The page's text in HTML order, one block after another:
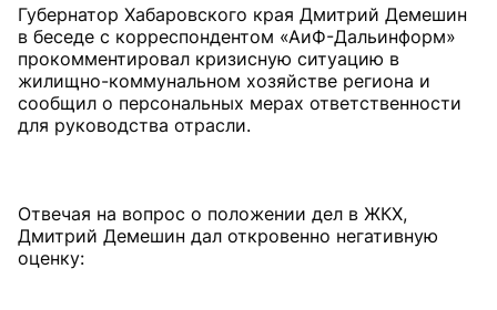
Губернатор Хабаровского края Дмитрий Демешин
в беседе с корреспондентом «АиФ-Дальинформ»
прокомментировал кризисную ситуацию в
жилищно-коммунальном хозяйстве региона и
сообщил о персональных мерах ответственности
для руководства отрасли.
Отвечая на вопрос о положении дел в ЖКХ,
Дмитрий Демешин дал откровенно негативную
оценку: